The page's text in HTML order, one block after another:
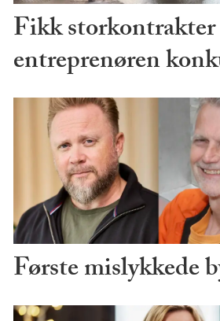
Fikk storkontrakter
entreprenøren
Første mislykkede